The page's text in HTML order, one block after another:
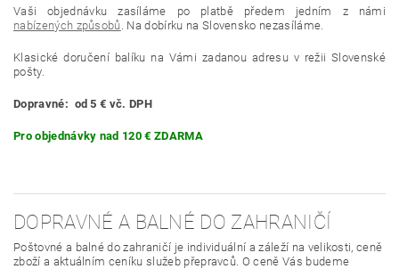
Vaši objednávku zasíláme po platbě předem
jedním z námi
nabízených způsobů. Na dobírku na Slovensko nezasíláme.
Klasické doručení balíku na Vámi zadanou adresu v režii Slovenské
pošty.
Dopravné: od 5€ vč. DPH
Pro objednávky nad 120 € ZDARMA
DOPRAVNÉ A BALNÉ DO ZAHRANIČÍ
Poštovné a balné do zahraničí je individuální a záleží na velikosti, ceně
zboží a aktuálním ceníku služeb přepravců. O ceně Vás budeme